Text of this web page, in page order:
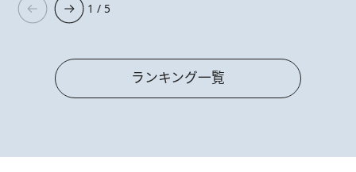
1 / 5
ランキング一覧